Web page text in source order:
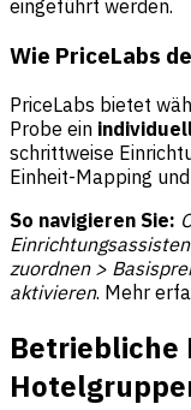
eingeführt werden.
Wie PriceLabs
PriceLabs bietet
Probe ein
schrittweise
Einheit-Mapping
So navigieren Sie:
zuordnen >
aktivieren. Mehr
Betriebliche